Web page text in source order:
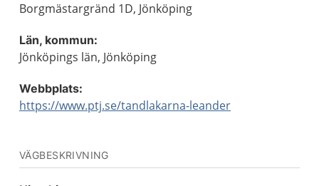
Borgmästargränd 1D, Jönköping
Län, kommun:
Jönköpings län, Jönköping
Webbplats:
https://www.ptj.se/tandlakarna-leander
VÄGBESKRIVNING